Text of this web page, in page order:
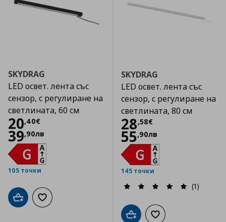
SKYDRAG
LED освет. лента със
сензор, с регулиране на
светлината, 60 см
20,40€
Цена
39,90лв
105 точки
Добави в кошницата
Добави към списъка с любими
SKYDRAG
LED освет. лента със
сензор, с регулиране на
светлината, 80 см
28,58€
Цена
55,90лв
145 точки
(1)
Добави в кошницата
Добави към